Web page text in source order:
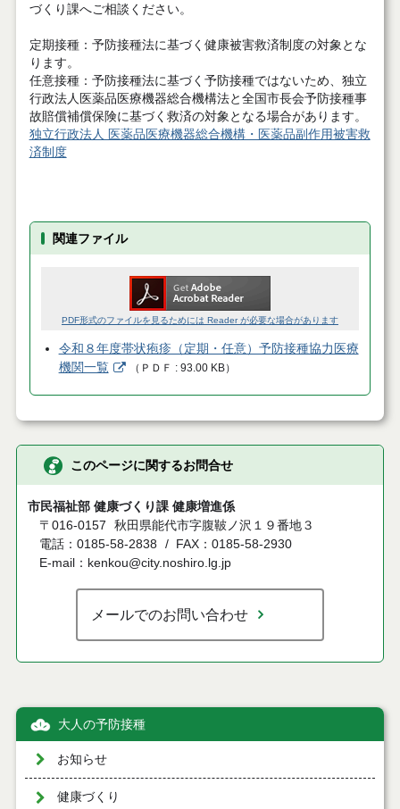
づくり課へご相談ください。
定期接種：予防接種法に基づく健康被害救済制度の対象とな
ります。
任意接種：予防接種法に基づく予防接種ではないため、独立
行政法人医薬品医療機器総合機構法と全国市長会予防接種事
故賠償補償保険に基づく救済の対象となる場合があります。
独立行政法人 医薬品医療機器総合機構・医薬品副作用被害救
済制度
関連ファイル
PDF形式のファイルを見るためには Reader が必要な場合があります
令和８年度帯状疱疹（定期・任意）予防接種協力医療
機関一覧
（ ＰＤＦ 93.00 KB）
このページに関するお問合せ
市民福祉部 健康づくり課 健康増進係
〒016-0157
秋田県能代市字腹鞁ノ沢１９番地３
電話：0185-58-2838
FAX：0185-58-2930
E-mail：kenkou@city.noshiro.lg.jp
メールでのお問い合わせ
大人の予防接種
お知らせ
健康づくり